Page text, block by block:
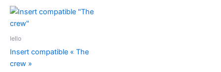
Iello
Insert compatible « The
crew »